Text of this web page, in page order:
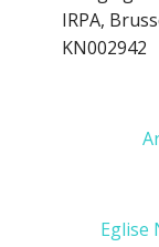
IRPA,
KN002942
Eglise